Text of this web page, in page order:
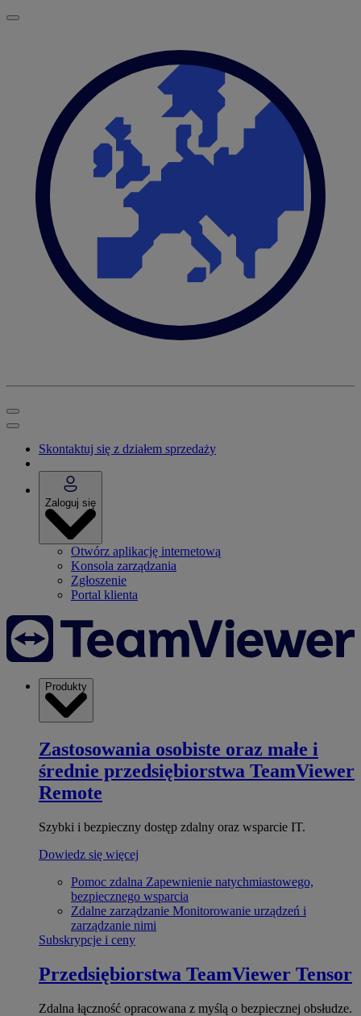
Skontaktuj się z działem sprzedaży
Zaloguj się
Otwórz aplikację internetową
Konsola zarządzania
Zgłoszenie
Portal klienta
Produkty
Zastosowania osobiste oraz małe i
średnie przedsiębiorstwa TeamViewer
Remote
Szybki i bezpieczny dostęp zdalny oraz wsparcie IT.
Dowiedz się więcej
Pomoc zdalna Zapewnienie natychmiastowego,
bezpiecznego wsparcia
Zdalne zarządzanie Monitorowanie urządzeń i
zarządzanie nimi
Subskrypcje i ceny
Przedsiębiorstwa TeamViewer Tensor
Zdalna łączność opracowana z myślą o bezpiecznej obsłudze.